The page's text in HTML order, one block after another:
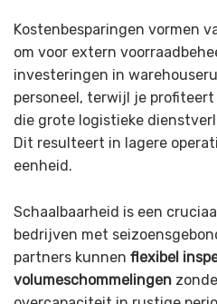
Kostenbesparingen vormen
om voor extern
investeringen in
personeel, terwijl je
die grote logistieke
Dit resulteert in lagere
eenheid.
Schaalbaarheid is een
bedrijven met
partners kunnen flexibel
volumeschommelingen